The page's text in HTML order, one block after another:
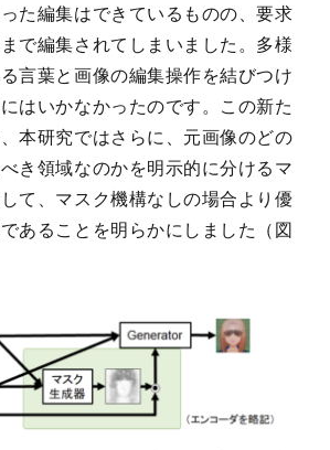
た編集はできているものの、要求
で編集されてしまいました。多様
言葉と画像の編集操作を結びつけ
はいかなかったのです。この新た
本研究ではさらに、元画像のどの
き領域なのかを明示的に分けるマ
て、マスク機構なしの場合より優
あることを明らかにしました（図